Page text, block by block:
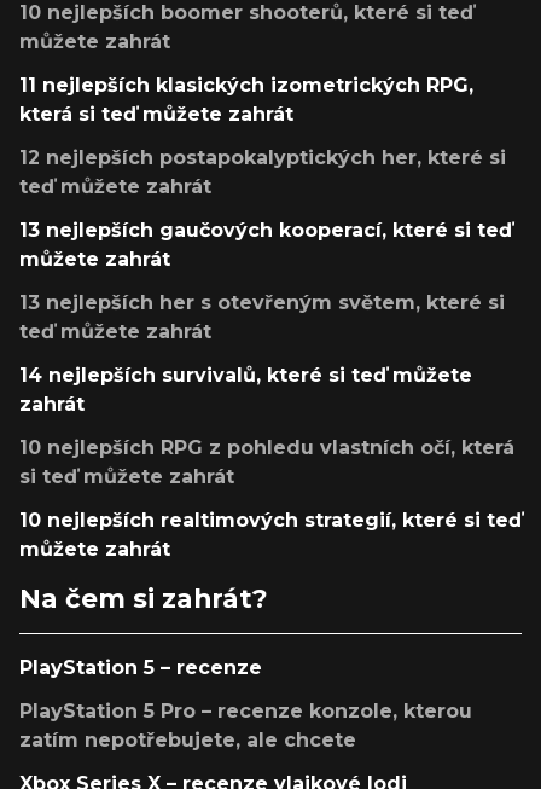
10 nejlepších boomer shooterů, které si teď
můžete zahrát
11 nejlepších klasických izometrických RPG,
která si teď můžete zahrát
12 nejlepších postapokalyptických her, které si
teď můžete zahrát
13 nejlepších gaučových kooperací, které si teď
můžete zahrát
13 nejlepších her s otevřeným světem, které si
teď můžete zahrát
14 nejlepších survivalů, které si teď můžete
zahrát
10 nejlepších RPG z pohledu vlastních očí, která
si teď můžete zahrát
10 nejlepších realtimových strategií, které si teď
můžete zahrát
Na čem si zahrát?
PlayStation 5 – recenze
PlayStation 5 Pro – recenze konzole, kterou
zatím nepotřebujete, ale chcete
Xbox Series X – recenze vlajkové lodi